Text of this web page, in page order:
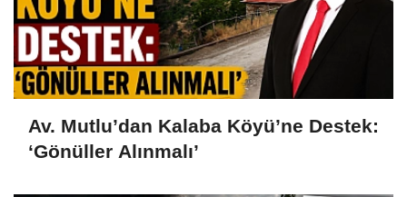
Av. Mutlu’dan Kalaba Köyü’ne Destek:
‘Gönüller Alınmalı’